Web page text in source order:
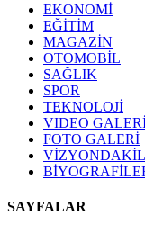
EKONOMİ
EĞİTİM
MAGAZİN
OTOMOBİL
SAĞLIK
SPOR
TEKNOLOJİ
VIDEO
FOTO GALERİ
SAYFALAR